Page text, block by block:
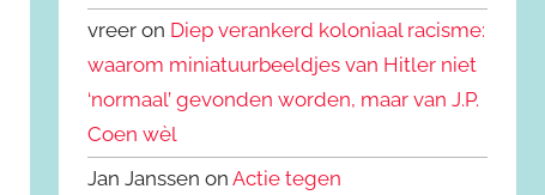
vreer on Diep verankerd koloniaal racisme:
waarom miniatuurbeeldjes van Hitler niet
‘normaal’ gevonden worden, maar van J.P.
Coen wèl
Jan Janssen onActie tegen